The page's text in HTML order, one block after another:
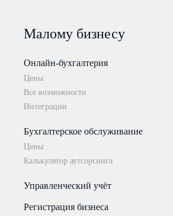
Малому бизнесу
Онлайн-бухгалтерия
Цены
Все возможности
Интеграции
Бухгалтерское обслуживание
Цены
Калькулятор аутсорсинга
Управленческий учёт
Регистрация бизнеса